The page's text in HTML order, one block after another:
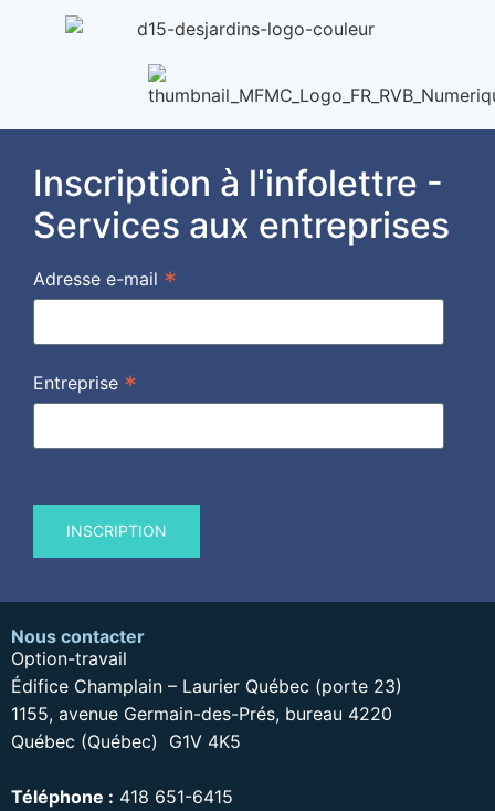
Inscription à l'infolettre -
Services aux entreprises
Adresse e-mail *
Entreprise *
Nous contacter
Option-travail
Édifice Champlain – Laurier Québec (porte 23)
1155, avenue Germain-des-Prés, bureau 4220
Québec (Québec) G1V 4K5
Téléphone : 418 651-6415